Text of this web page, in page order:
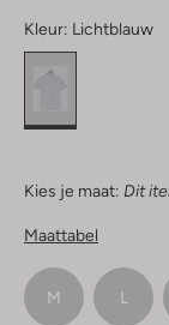
Kleur: Lichtblauw
Kies je maat: Dit
Maattabel
M L